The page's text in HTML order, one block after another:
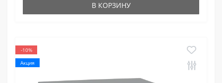
В КОРЗИНУ
-10%
Акция